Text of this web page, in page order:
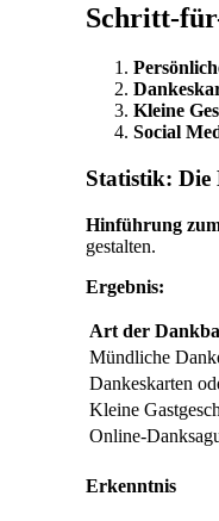
Schritt-
Kleine
Social
Statistik: Die
Hinführung
gestalten.
Ergebnis:
Art der
Mündliche
Dankeskarten
Kleine
Online-
Erkenntnis